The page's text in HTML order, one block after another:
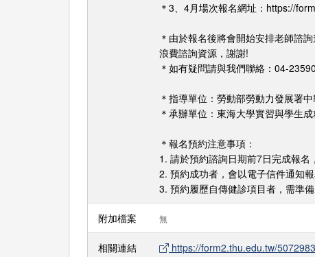
＊3、4月場次報名網址：https://
＊由於報名後將會開始安排老師諮
浪費諮詢資源，謝謝!
＊如有疑問請與我們聯絡：04-
＊指導單位：勞動部勞動力發展署
＊承辦單位：東海大學實習與學生
＊報名預約注意事項：
1. 請於預約諮詢日期前7日完成報名
2. 預約成功者，會以電子信件通知報
3. 預約履歷自傳健診項目者，需準備
附加檔案 無
相關連結 https://form2.thu.edu.tw/5072983